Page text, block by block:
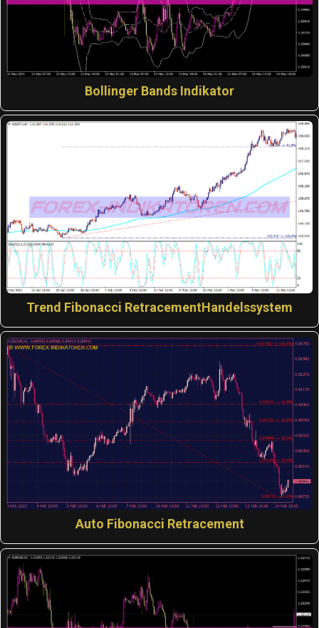
Bollinger Bands Indikator
Trend Fibonacci RetracementHandelssystem
Auto Fibonacci Retracement